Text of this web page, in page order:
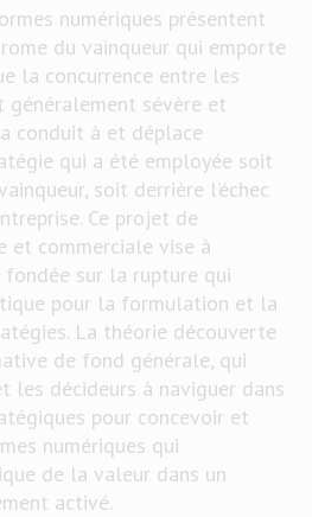
numériques présentent
du vainqueur qui emporte
la concurrence entre les
généralement sévère et
conduit à et déplace
qui a été employée soit
soit derrière l’échec
Ce projet de
et commerciale vise à
sur la rupture qui
pour la formulation et la
La théorie découverte
de fond générale, qui
les décideurs à naviguer dans
pour concevoir et
numériques qui
de la valeur dans un
activé.